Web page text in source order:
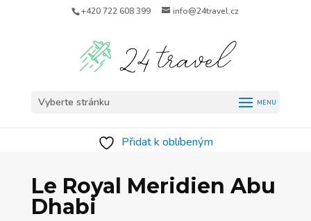
+420 722 608 399 info@24travel.cz
Vyberte stránku
Přidat k oblíbeným
Le Royal Meridien Abu
Dhabi